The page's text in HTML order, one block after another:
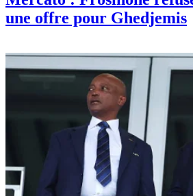
une offre pour Ghedjemis